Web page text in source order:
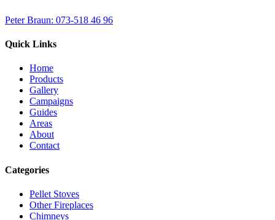
Peter Braun: 073-518 46 96
Quick Links
Home
Products
Gallery
Campaigns
Guides
Areas
About
Contact
Categories
Pellet Stoves
Other Fireplaces
Chimneys